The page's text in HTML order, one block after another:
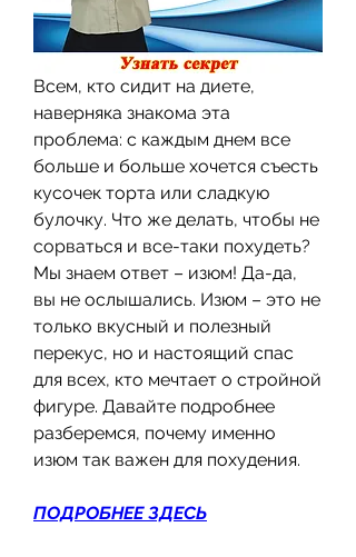
Всем, кто сидит на диете,
наверняка знакома эта
проблема: с каждым днем все
больше и больше хочется съесть
кусочек торта или сладкую
булочку. Что же делать, чтобы не
сорваться и все-таки похудеть?
Мы знаем ответ – изюм! Да-да,
вы не ослышались. Изюм – это не
только вкусный и полезный
перекус, но и настоящий спас
для всех, кто мечтает о стройной
фигуре. Давайте подробнее
разберемся, почему именно
изюм так важен для похудения.
ПОДРОБНЕЕ ЗДЕСЬ